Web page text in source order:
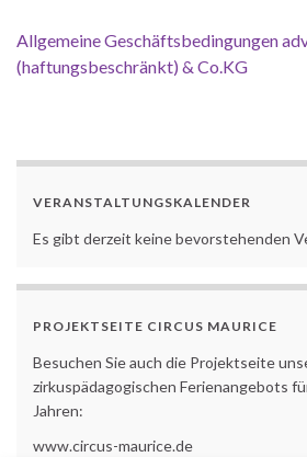
Allgemeine Geschäftsbedingungen
(haftungsbeschränkt) & Co.KG
VERANSTALTUNGSKALENDER
Es gibt derzeit keine bevorstehenden
PROJEKTSEITE CIRCUS MAURICE
Besuchen Sie auch die Projektseite
zirkuspädagogischen Ferienangebots
Jahren:
www.circus-maurice.de